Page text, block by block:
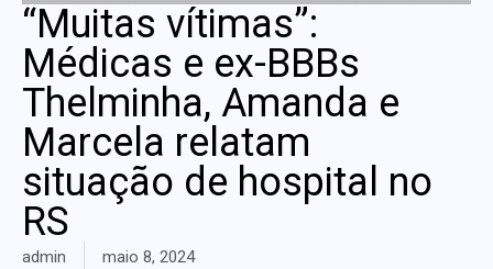
“Muitas vítimas”:
Médicas e ex-BBBs
Thelminha, Amanda e
Marcela relatam
situação de hospital no
RS
admin maio 8, 2024